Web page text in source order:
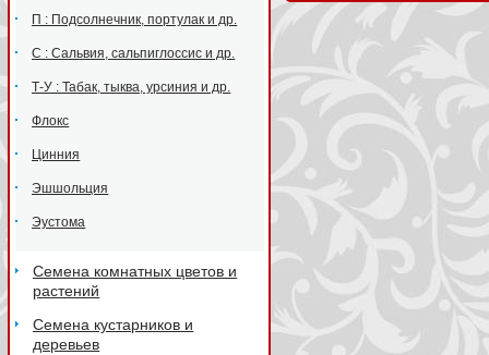
П : Подсолнечник, портулак и др.
С : Сальвия, сальпиглоссис и др.
Т-У : Табак, тыква, урсиния и др.
Флокс
Цинния
Эшшольция
Эустома
Семена комнатных цветов и
растений
Семена кустарников и
деревьев